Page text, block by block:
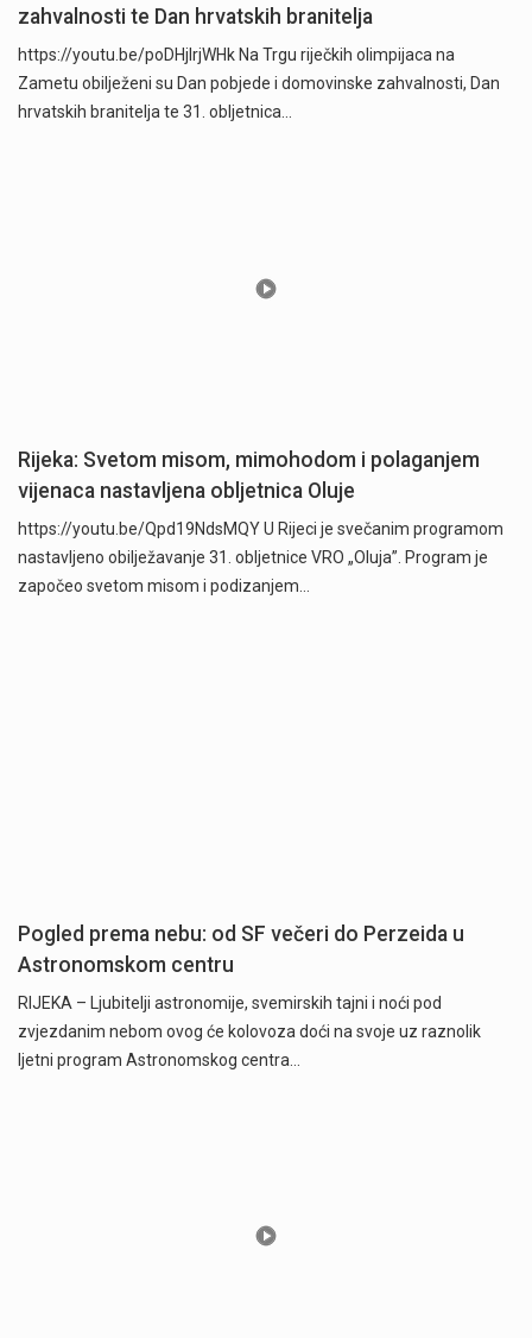
zahvalnosti te Dan hrvatskih branitelja
https://youtu.be/poDHjlrjWHk Na Trgu riječkih olimpijaca na
Zametu obilježeni su Dan pobjede i domovinske zahvalnosti, Dan
hrvatskih branitelja te 31. obljetnica…
Rijeka: Svetom misom, mimohodom i polaganjem
vijenaca nastavljena obljetnica Oluje
https://youtu.be/Qpd19NdsMQY U Rijeci je svečanim programom
nastavljeno obilježavanje 31. obljetnice VRO „Oluja”. Program je
započeo svetom misom i podizanjem…
Pogled prema nebu: od SF večeri do Perzeida u
Astronomskom centru
RIJEKA – Ljubitelji astronomije, svemirskih tajni i noći pod
zvjezdanim nebom ovog će kolovoza doći na svoje uz raznolik
ljetni program Astronomskog centra…